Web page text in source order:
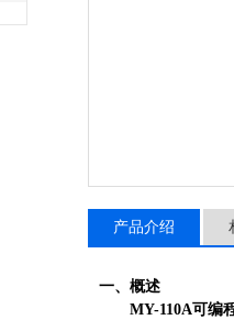
产品介绍
一、概述
MY-110A可编